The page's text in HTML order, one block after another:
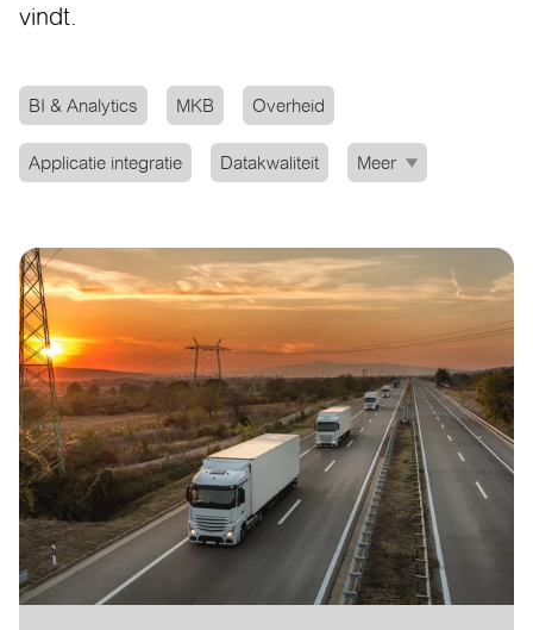
vindt.
BI & Analytics MKB Overheid
Applicatie integratie Datakwaliteit Meer